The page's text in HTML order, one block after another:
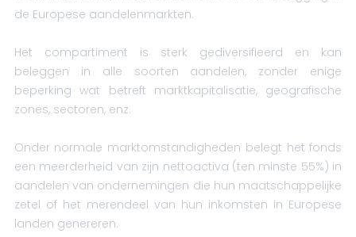
de Europese aandelenmarkten.
Het compartiment is sterk gediversifieerd en kan
beleggen in alle soorten aandelen, zonder enige
beperking wat betreft marktkapitalisatie, geografische
zones, sectoren, enz.
Onder normale marktomstandigheden belegt het fonds
een meerderheid van zijn nettoactiva (ten minste 55%) in
aandelen van ondernemingen die hun maatschappelijke
zetel of het merendeel van hun inkomsten in Europese
landen genereren.